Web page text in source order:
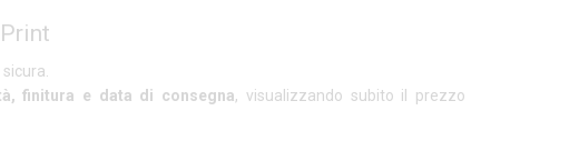
finitura e data di consegna, visualizzando subito il prezzo